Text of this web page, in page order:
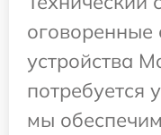
оговоренные
устройства
потребуется
мы